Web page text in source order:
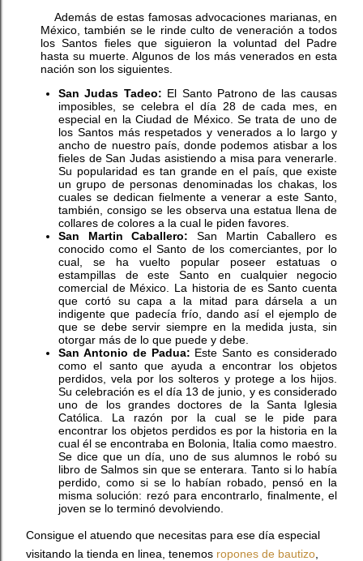
Además de estas famosas advocaciones marianas, en
México, también se le rinde culto de veneración a todos
los Santos fieles que siguieron la voluntad del Padre
hasta su muerte. Algunos de los más venerados en esta
nación son los siguientes.
San Judas Tadeo: El Santo Patrono de las causas
imposibles, se celebra el día 28 de cada mes, en
especial en la Ciudad de México. Se trata de uno de
los Santos más respetados y venerados a lo largo y
ancho de nuestro país, donde podemos atisbar a los
fieles de San Judas asistiendo a misa para venerarle.
Su popularidad es tan grande en el país, que existe
un grupo de personas denominadas los chakas, los
cuales se dedican fielmente a venerar a este Santo,
también, consigo se les observa una estatua llena de
collares de colores a la cual le piden favores.
San Martin Caballero: San Martin Caballero es
conocido como el Santo de los comerciantes, por lo
cual, se ha vuelto popular poseer estatuas o
estampillas de este Santo en cualquier negocio
comercial de México. La historia de es Santo cuenta
que cortó su capa a la mitad para dársela a un
indigente que padecía frío, dando así el ejemplo de
que se debe servir siempre en la medida justa, sin
otorgar más de lo que puede y debe.
San Antonio de Padua: Este Santo es considerado
como el santo que ayuda a encontrar los objetos
perdidos, vela por los solteros y protege a los hijos.
Su celebración es el día 13 de junio, y es considerado
uno de los grandes doctores de la Santa Iglesia
Católica. La razón por la cual se le pide para
encontrar los objetos perdidos es por la historia en la
cual él se encontraba en Bolonia, Italia como maestro.
Se dice que un día, uno de sus alumnos le robó su
libro de Salmos sin que se enterara. Tanto si lo había
perdido, como si se lo habían robado, pensó en la
misma solución: rezó para encontrarlo, finalmente, el
joven se lo terminó devolviendo.
Consigue el atuendo que necesitas para ese día especial
visitando la tienda en linea, tenemos ropones de bautizo